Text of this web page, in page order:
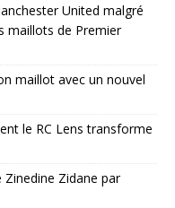
United malgré
maillots de Premier
maillot avec un nouvel
le RC Lens transforme
Zinedine Zidane par